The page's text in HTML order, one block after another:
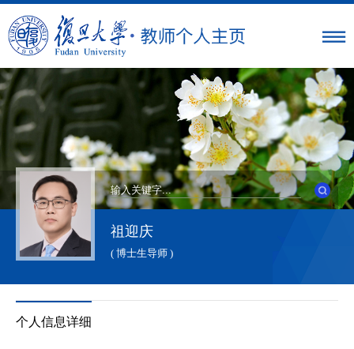
祖迎庆
( 博士生导师 )
个人信息详细